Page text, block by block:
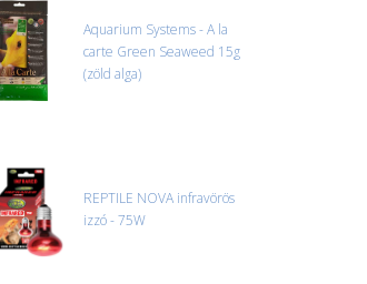
Aquarium Systems - A la
carte Green Seaweed 15g
(zöld alga)
REPTILE NOVA infravörös
izzó - 75W